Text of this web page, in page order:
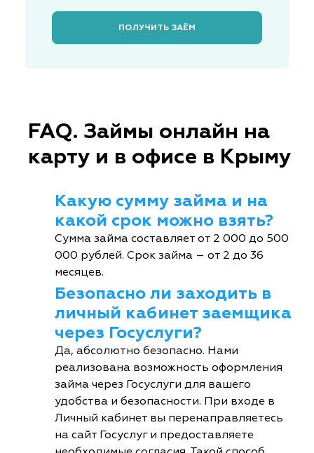
ПОЛУЧИТЬ ЗАЁМ
FAQ. Займы онлайн на
карту и в офисе в Крыму
Какую сумму займа и на
какой срок можно взять?
Сумма займа составляет от 2 000 до 500
000 рублей. Срок займа – от 2 до 36
месяцев.
Безопасно ли заходить в
личный кабинет заемщика
через Госуслуги?
Да, абсолютно безопасно. Нами
реализована возможность оформления
займа через Госуслуги для вашего
удобства и безопасности. При входе в
Личный кабинет вы перенаправляетесь
на сайт Госуслуг и предоставляете